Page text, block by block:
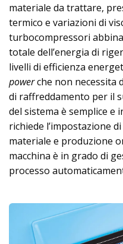
materiale da trattare,
termico e variazioni di
turbocompressori
totale dell’energia di
livelli di efficienza
powerche non necessita
di raffreddamento per il
del sistema è semplice
richiede l’impostazione
materiale e produzione
macchina è in grado di
processo